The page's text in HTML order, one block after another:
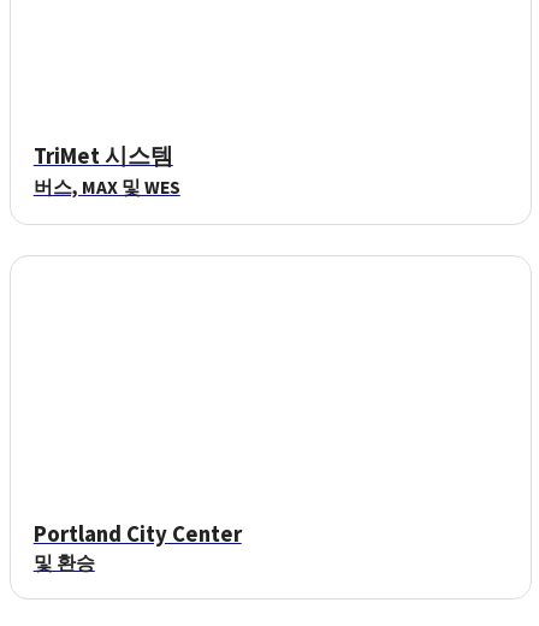
TriMet 시스템
버스, MAX 및 WES
Portland City Center
및 환승